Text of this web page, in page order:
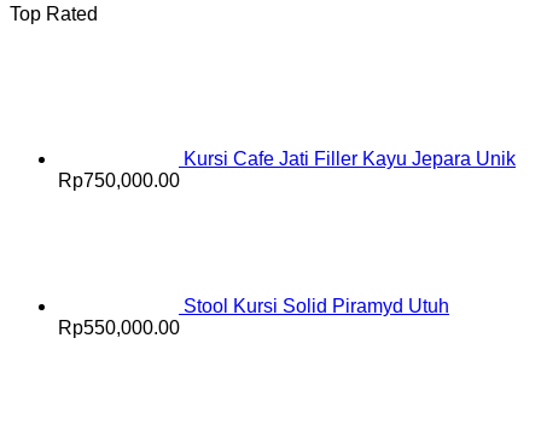
Top Rated
Kursi Cafe Jati Filler Kayu Jepara Unik
Rp750,000.00
Stool Kursi Solid Piramyd Utuh
Rp550,000.00